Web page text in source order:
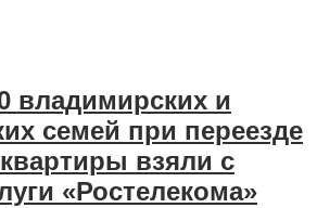
владимирских и
семей при переезде
взяли с
«Ростелекома»